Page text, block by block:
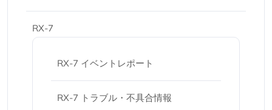
RX-7
RX-7 イベントレポート
RX-7 トラブル・不具合情報